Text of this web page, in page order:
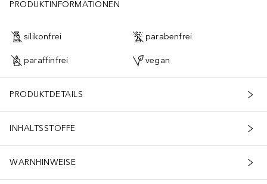
PRODUKTINFORMATIONEN
silikonfrei parabenfrei
paraffinfrei vegan
PRODUKTDETAILS
INHALTSSTOFFE
WARNHINWEISE